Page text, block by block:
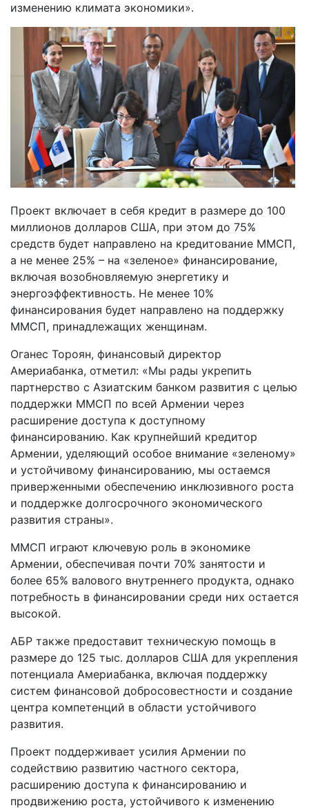
изменению климата экономики».
Проект включает в себя кредит в размере до 100
миллионов долларов США, при этом до 75%
средств будет направлено на кредитование ММСП,
а не менее 25% – на «зеленое» финансирование,
включая возобновляемую энергетику и
энергоэффективность. Не менее 10%
финансирования будет направлено на поддержку
ММСП, принадлежащих женщинам.
Оганес Тороян, финансовый директор
Америабанка, отметил: «Мы рады укрепить
партнерство с Азиатским банком развития с целью
поддержки ММСП по всей Армении через
расширение доступа к доступному
финансированию. Как крупнейший кредитор
Армении, уделяющий особое внимание «зеленому»
и устойчивому финансированию, мы остаемся
приверженными обеспечению инклюзивного роста
и поддержке долгосрочного экономического
развития страны».
ММСП играют ключевую роль в экономике
Армении, обеспечивая почти 70% занятости и
более 65% валового внутреннего продукта, однако
потребность в финансировании среди них остается
высокой.
АБР также предоставит техническую помощь в
размере до 125 тыс. долларов США для укрепления
потенциала Америабанка, включая поддержку
систем финансовой добросовестности и создание
центра компетенций в области устойчивого
развития.
Проект поддерживает усилия Армении по
содействию развитию частного сектора,
расширению доступа к финансированию и
продвижению роста, устойчивого к изменению